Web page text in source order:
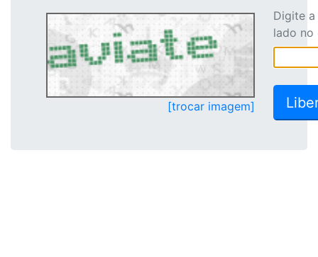
[trocar imagem]
Digite
lado no